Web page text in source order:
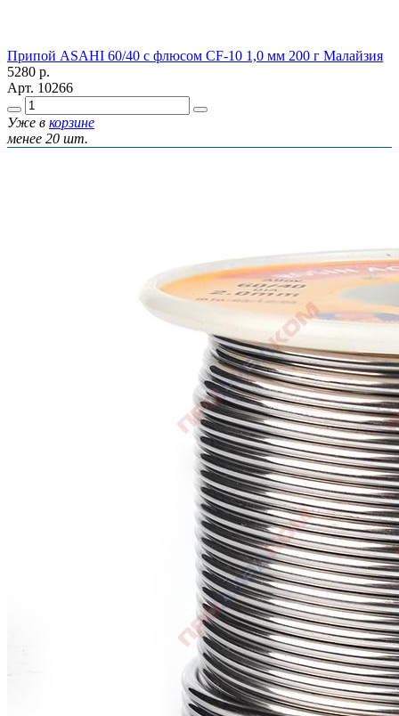
Припой ASAHI 60/40 с флюсом CF-10 1,0 мм 200 г Малайзия
5280 р.
Арт. 10266
Уже в корзине
менее 20 шт.